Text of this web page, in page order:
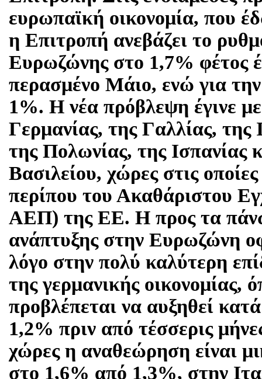
ευρωπαϊκή οικονομία, που
η Επιτροπή ανεβάζει το
Ευρωζώνης στο 1,7% φέτος
περασμένο Μάιο, ενώ για
1%. Η νέα πρόβλεψη έγινε
Γερμανίας, της Γαλλίας, της
της Πολωνίας, της Ισπανίας
Βασιλείου, χώρες στις
περίπου του Ακαθάριστου
ΑΕΠ) της ΕΕ. Η προς τα
ανάπτυξης στην Ευρωζώνη
λόγο στην πολύ καλύτερη
της γερμανικής οικονομίας,
προβλέπεται να αυξηθεί
1,2% πριν από τέσσερις
χώρες η αναθεώρηση είναι
στο 1,6% από 1,3%, στην